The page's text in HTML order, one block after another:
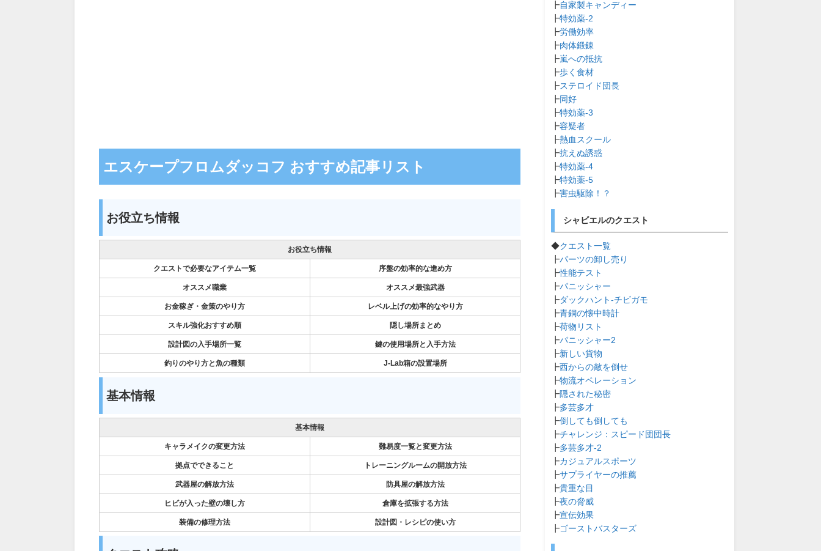
エスケープフロムダッコフ おすすめ記事リスト
お役立ち情報
お役立ち情報
クエストで必要なアイテム一覧 序盤の効率的な進め方
オススメ職業 オススメ最強武器
お金稼ぎ・金策のやり方 レベル上げの効率的なやり方
スキル強化おすすめ順 隠し場所まとめ
設計図の入手場所一覧 鍵の使用場所と入手方法
釣りのやり方と魚の種類 J-Lab箱の設置場所
基本情報
基本情報
キャラメイクの変更方法 難易度一覧と変更方法
拠点でできること トレーニングルームの開放方法
武器屋の解放方法 防具屋の解放方法
ヒビが入った壁の壊し方 倉庫を拡張する方法
装備の修理方法 設計図・レシピの使い方
┣自家製キャンディー
┣特効薬-2
┣労働効率
┣肉体鍛錬
┣嵐への抵抗
┣歩く食材
┣ステロイド団長
┣ 同好
┣特効薬-3
┣容疑者
┣熱血スクール
┣抗えぬ誘惑
┣特効薬-4
┣特効薬-5
┣害虫駆除！？
シャビエルのクエスト
◆クエスト一覧
┣パーツの卸し売り
┣性能テスト
┣パニッシャー
┣ダックハント-チビガモ
┣青銅の懐中時計
┣荷物リスト
┣パニッシャー2
┣新しい貨物
┣西からの敵を倒せ
┣物流オペレーション
┣隠された秘密
┣多芸多才
┣倒しても倒しても
┣チャレンジ：スピード団団長
┣多芸多才-2
┣カジュアルスポーツ
┣サプライヤーの推薦
┣貴重な目
┣夜の脅威
┣宣伝効果
┣ゴーストバスターズ